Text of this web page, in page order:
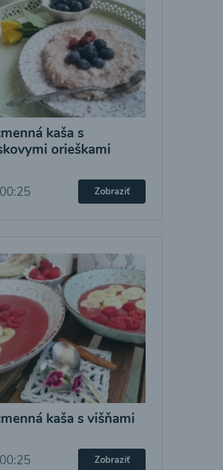
kaša s
orieškami
00:25 Zobraziť
kaša s višňami
00:25 Zobraziť